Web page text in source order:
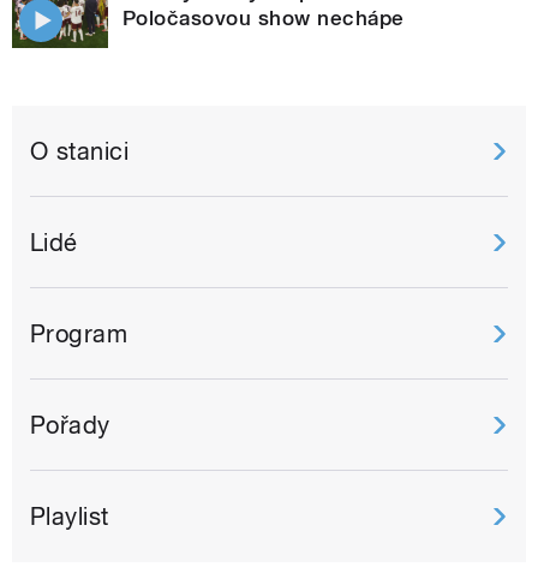
Poločasovou show nechápe
O stanici
Lidé
Program
Pořady
Playlist